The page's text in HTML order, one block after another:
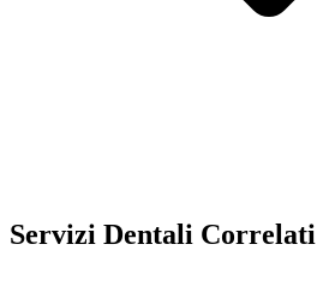
Servizi Dentali Correlati